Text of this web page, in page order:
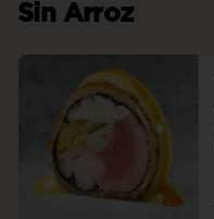
Sin Arroz